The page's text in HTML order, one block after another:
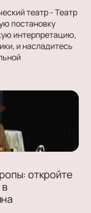
театр - Театр
постановку
интерпретацию,
и насладитесь
откройте